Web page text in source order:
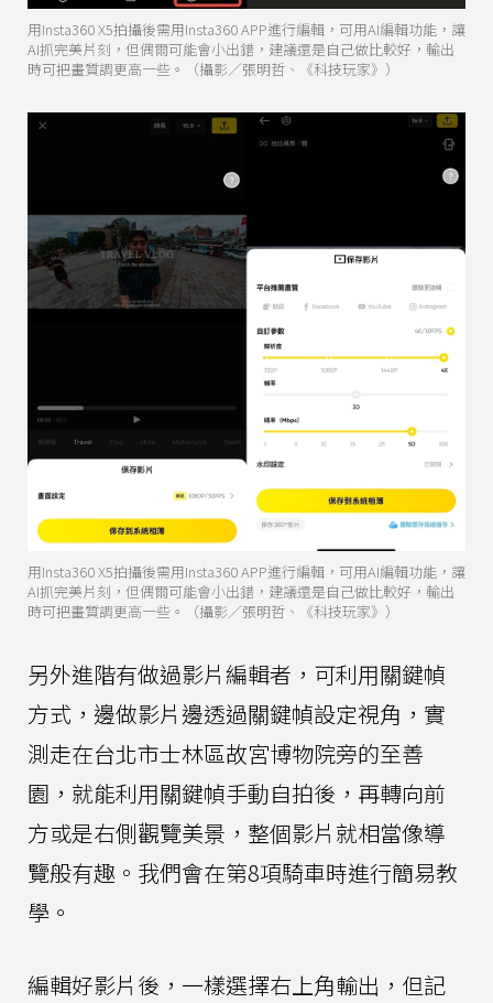
用Insta360 X5拍攝後需用Insta360 APP進行編輯，可用AI編輯功能，讓
AI抓完美片刻，但偶爾可能會小出錯，建議還是自己做比較好，輸出
時可把畫質調更高一些。（攝影／張明哲、《科技玩家》）
用Insta360 X5拍攝後需用Insta360 APP進行編輯，可用AI編輯功能，讓
AI抓完美片刻，但偶爾可能會小出錯，建議還是自己做比較好，輸出
時可把畫質調更高一些。（攝影／張明哲、《科技玩家》）
另外進階有做過影片編輯者，可利用關鍵幀
方式，邊做影片邊透過關鍵幀設定視角，實
測走在台北市士林區故宮博物院旁的至善
園，就能利用關鍵幀手動自拍後，再轉向前
方或是右側觀覽美景，整個影片就相當像導
覽般有趣。我們會在第8項騎車時進行簡易教
學。
編輯好影片後，一樣選擇右上角輸出，但記